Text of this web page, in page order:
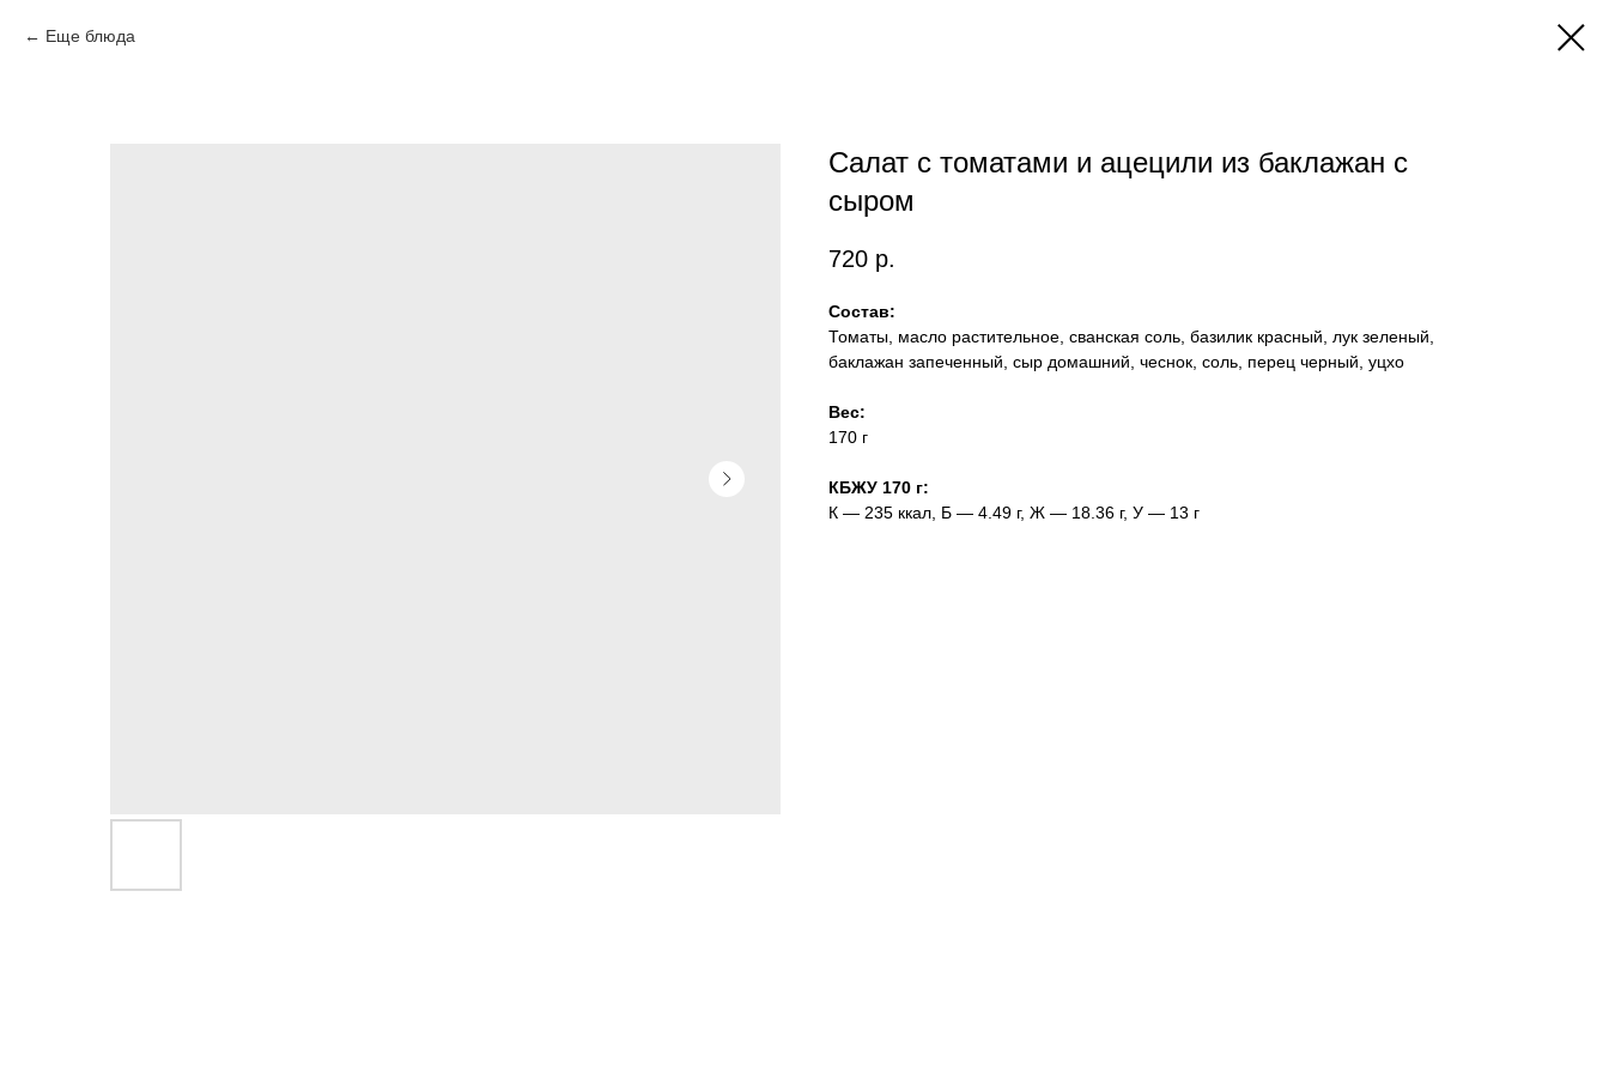
Еще блюда
Салат с томатами и ацецили из баклажан с
сыром
720 р.
Состав:
Томаты, масло растительное, сванская соль, базилик красный, лук зеленый,
баклажан запеченный, сыр домашний, чеснок, соль, перец черный, уцхо
Вес:
170 г
КБЖУ 170 г:
К — 235 ккал, Б — 4.49 г, Ж — 18.36 г, У — 13 г